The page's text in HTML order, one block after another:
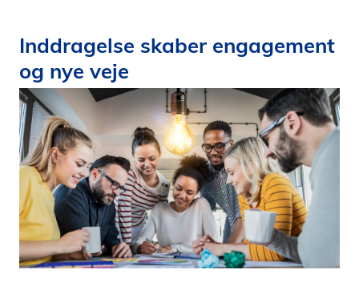
Inddragelse skaber engagement
og nye veje